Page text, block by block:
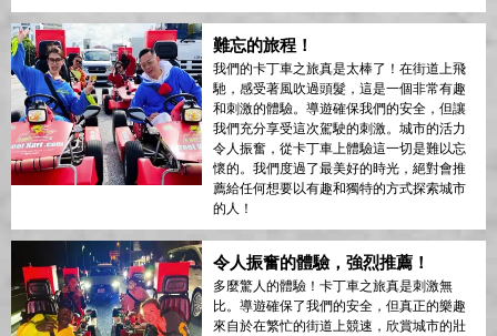
難忘的旅程！
我們的卡丁車之旅真是太棒了！在街道上飛
馳，感受著風吹過頭髮，這是一個非常有趣
和刺激的體驗。導遊確保我們的安全，但讓
我們充分享受這次駕駛的刺激。城市的活力
令人振奮，從卡丁車上體驗這一切是難以忘
懷的。我們度過了最美好的時光，絕對會推
薦給任何想要以有趣和獨特的方式探索城市
的人！
令人振奮的體驗，強烈推薦！
多麼驚人的體驗！卡丁車之旅真是刺激無
比。導遊確保了我們的安全，但真正的樂趣
來自於在繁忙的街道上競速，欣賞城市的壯